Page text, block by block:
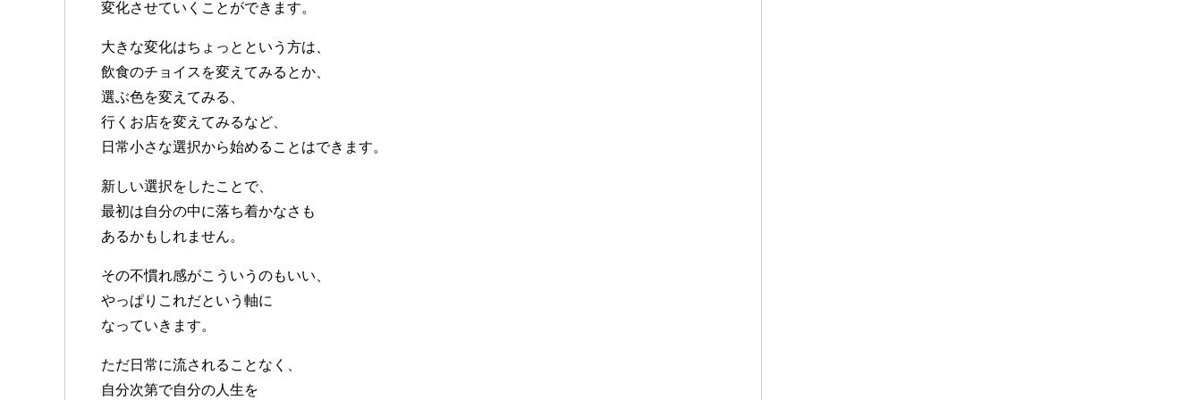
変化させていくことができます。
大きな変化はちょっとという方は、
飲食のチョイスを変えてみるとか、
選ぶ色を変えてみる、
行くお店を変えてみるなど、
日常小さな選択から始めることはできます。
新しい選択をしたことで、
最初は自分の中に落ち着かなさも
あるかもしれません。
その不慣れ感がこういうのもいい、
やっぱりこれだという軸に
なっていきます。
ただ日常に流されることなく、
自分次第で自分の人生を